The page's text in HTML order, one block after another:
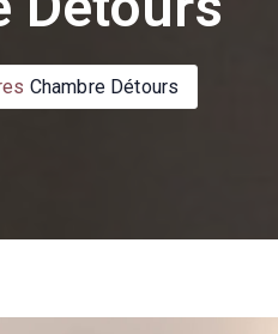
Chambre Détours